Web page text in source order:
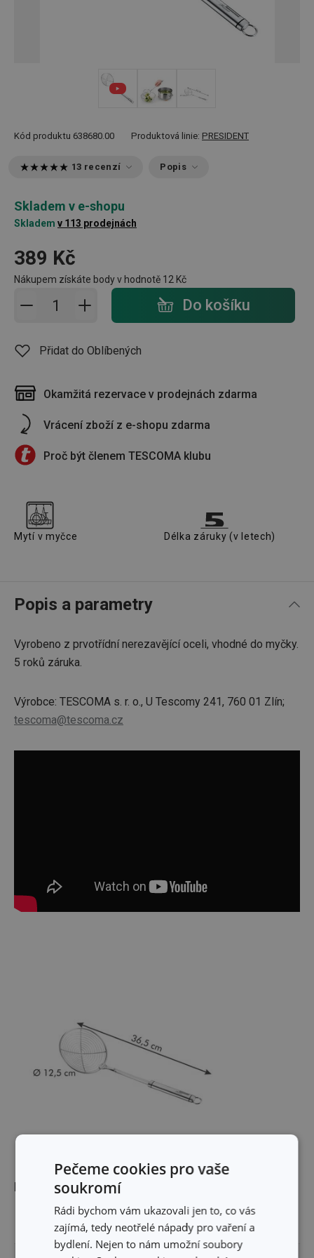
Kód produktu 638680.00 Produktová linie: PRESIDENT
13 recenzí Popis
Skladem v e-shopu
Skladem v 113 prodejnách
389 Kč
Nákupem získáte body v hodnotě 12 Kč
Přidat do košíku - počet Do košíku
Přidat do Oblíbených
Okamžitá rezervace v prodejnách zdarma
Vrácení zboží z e-shopu zdarma
Proč být členem TESCOMA klubu
Mytí v myčce Délka záruky (v letech)
Popis a parametry
Vyrobeno z prvotřídní nerezavějící oceli, vhodné do myčky.
5 roků záruka.
Výrobce: TESCOMA s. r. o., U Tescomy 241, 760 01 Zlín;
tescoma@tescoma.cz
Rozměry
DÉLKA PRODUKTU (CM)
Pečeme cookies pro vaše
soukromí
Rádi bychom vám ukazovali jen to, co vás
zajímá, tedy neotřelé nápady pro vaření a
bydlení. Nejen to nám umožní soubory